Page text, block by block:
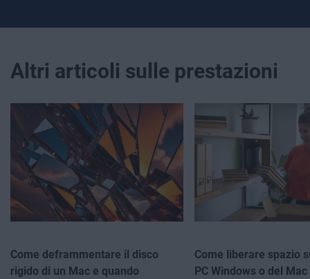
Altri articoli sulle prestazioni
Come deframmentare il disco
rigido di un Mac e quando
Come liberare spazio
PC Windows o del Mac